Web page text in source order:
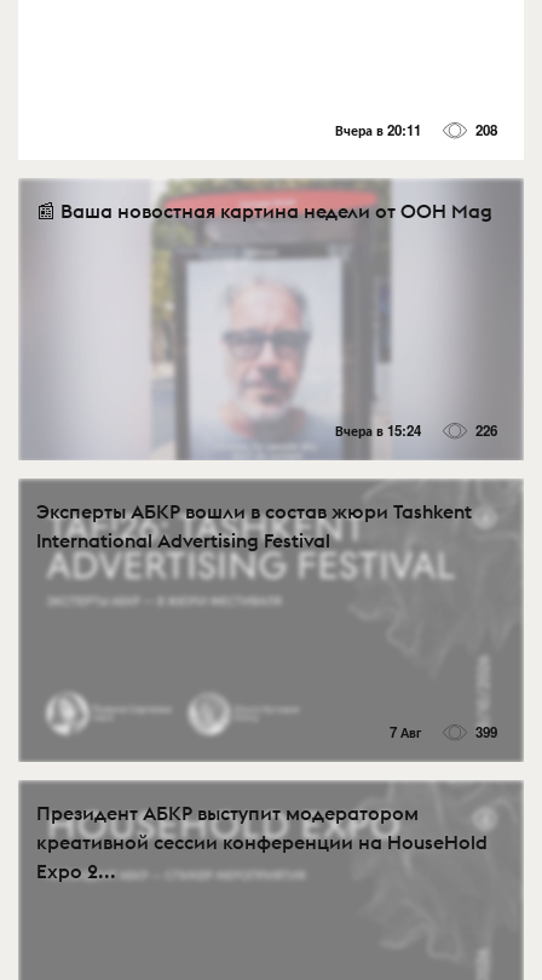
Вчера в 20:11 208
📰 Ваша новостная картина недели от OOH Mag
Вчера в 15:24 226
Эксперты АБКР вошли в состав жюри Tashkent
International Advertising Festival
7 Авг 399
Президент АБКР выступит модератором
креативной сессии конференции на HouseHold
Expo 2...